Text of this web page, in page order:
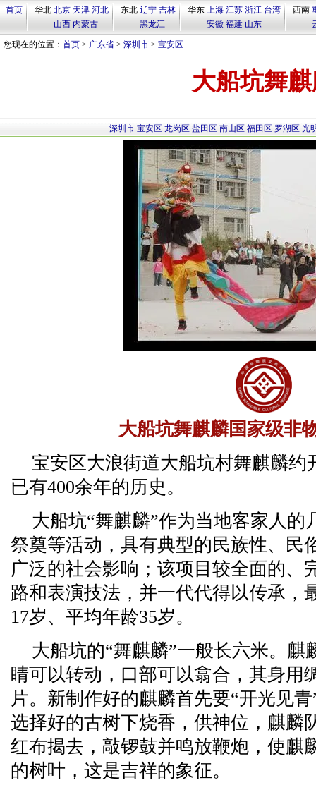
首页 华北 北京 天津 河北
山西 内蒙古
东北 辽宁 吉林
黑龙江
华东 上海 江苏 浙江 台湾
安徽 福建 山东
西南
您现在的位置： 首页 > 广东省 > 深圳市 > 宝安区
大船坑舞
深圳市 宝安区 龙岗区 盐田区 南山区 福田区 罗湖区 光
大船坑舞麒麟国家级非
宝安区大浪街道大船坑村舞麒麟约
已有400余年的历史。
大船坑“舞麒麟”作为当地客家人的
祭奠等活动，具有典型的民族性、民
广泛的社会影响；该项目较全面的、
路和表演技法，并一代代得以传承，
17岁、平均年龄35岁。
大船坑的“舞麒麟”一般长六米。麒
睛可以转动，口部可以翕合，其身用
片。新制作好的麒麟首先要“开光见
选择好的古树下烧香，供神位，麒麟
红布揭去，敲锣鼓并鸣放鞭炮，使麒
的树叶，这是吉祥的象征。